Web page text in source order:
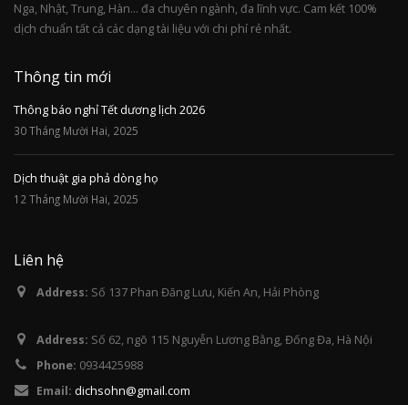
Nga, Nhật, Trung, Hàn... đa chuyên ngành, đa lĩnh vực. Cam kết 100%
dịch chuẩn tất cả các dạng tài liệu với chi phí rẻ nhất.
Thông tin mới
Thông báo nghỉ Tết dương lịch 2026
30 Tháng Mười Hai, 2025
Dịch thuật gia phả dòng họ
12 Tháng Mười Hai, 2025
Liên hệ
Address: Số 137 Phan Đăng Lưu, Kiến An, Hải Phòng
Address: Số 62, ngõ 115 Nguyễn Lương Bằng, Đống Đa, Hà Nội
Phone: 0934425988
Email: dichsohn@gmail.com